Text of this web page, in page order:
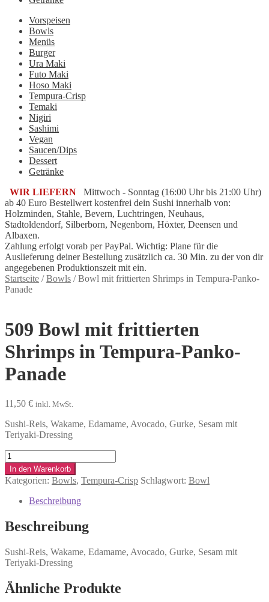
Vorspeisen
Bowls
Menüs
Burger
Ura Maki
Futo Maki
Hoso Maki
Tempura-Crisp
Temaki
Nigiri
Sashimi
Vegan
Saucen/Dips
Dessert
Getränke
WIR LIEFERN
Mittwoch - Sonntag (16:00 Uhr bis 21:00 Uhr)
ab 40 Euro Bestellwert kostenfrei dein Sushi innerhalb von:
Holzminden, Stahle, Bevern, Luchtringen, Neuhaus,
Stadtoldendorf, Silberborn, Negenborn, Höxter, Deensen und
Albaxen.
Zahlung erfolgt vorab per PayPal. Wichtig: Plane für die
Auslieferung deiner Bestellung zusätzlich ca. 30 Min. zu der von dir
angegebenen Produktionszeit mit ein.
Startseite /Bowls /Bowl mit frittierten Shrimps in Tempura-Panko-
Panade
509 Bowl mit frittierten
Shrimps in Tempura-Panko-
Panade
11,50 € inkl. MwSt.
Sushi-Reis, Wakame, Edamame, Avocado, Gurke, Sesam mit
Teriyaki-Dressing
Bowl
mit
frittierten
Shrimps
Tempura-
Panko-
Panade
In den Warenkorb
Kategorien: Bowls, Tempura-Crisp Schlagwort: Bowl
Beschreibung
Beschreibung
Sushi-Reis, Wakame, Edamame, Avocado, Gurke, Sesam mit
Teriyaki-Dressing
Ähnliche Produkte